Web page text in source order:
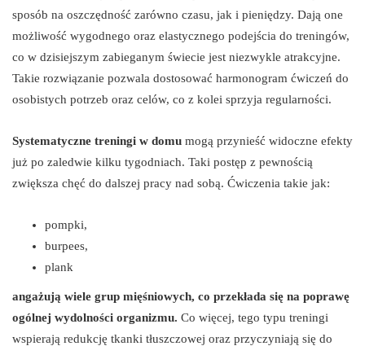
sposób na oszczędność zarówno czasu, jak i pieniędzy. Dają one
możliwość wygodnego oraz elastycznego podejścia do treningów,
co w dzisiejszym zabieganym świecie jest niezwykle atrakcyjne.
Takie rozwiązanie pozwala dostosować harmonogram ćwiczeń do
osobistych potrzeb oraz celów, co z kolei sprzyja regularności.
Systematyczne treningi w domu mogą przynieść widoczne efekty
już po zaledwie kilku tygodniach. Taki postęp z pewnością
zwiększa chęć do dalszej pracy nad sobą. Ćwiczenia takie jak:
pompki,
burpees,
plank
angażują wiele grup mięśniowych, co przekłada się na poprawę
ogólnej wydolności organizmu. Co więcej, tego typu treningi
wspierają redukcję tkanki tłuszczowej oraz przyczyniają się do